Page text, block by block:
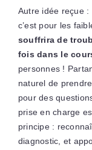
Autre idée reçue :
c’est pour les
souffrira de
fois dans le
personnes !
naturel de
pour des
prise en charge
principe :
diagnostic, et